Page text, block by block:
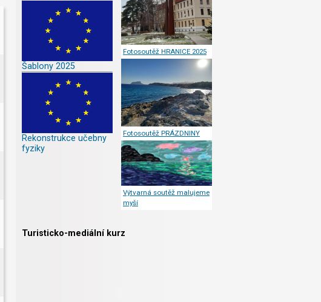
Šablony 2025
Rekonstrukce učebny
fyziky
Fotosoutěž HRANICE 2025
Fotosoutěž PRÁZDNINY
Výtvarná soutěž malujeme
myší
Turisticko-mediální kurz